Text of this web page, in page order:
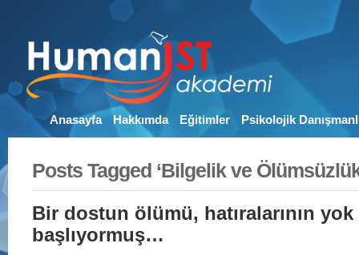
Anasayfa Hakkımda Eğitimler Psikolojik
Posts Tagged ‘Bilgelik ve
Bir dostun ölümü, hatıralarının yok
başlıyormuş…